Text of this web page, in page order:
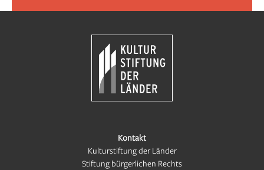
Kontakt
Kulturstiftung der Länder
Stiftung bürgerlichen Rechts